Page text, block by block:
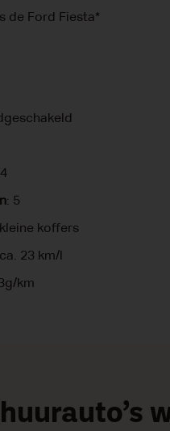
de Ford Fiesta*
: 5
koffers
23 km/l
km